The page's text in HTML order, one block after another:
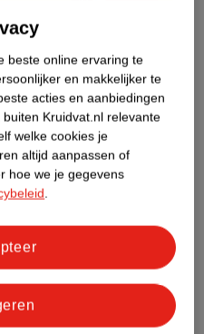
heeft (nog) geen Nature
beste online ervaring te
en makkelijker te
acties en aanbiedingen
Kruidvat.nl relevante
welke cookies je
altijd aanpassen of
hoe we je gegevens
.